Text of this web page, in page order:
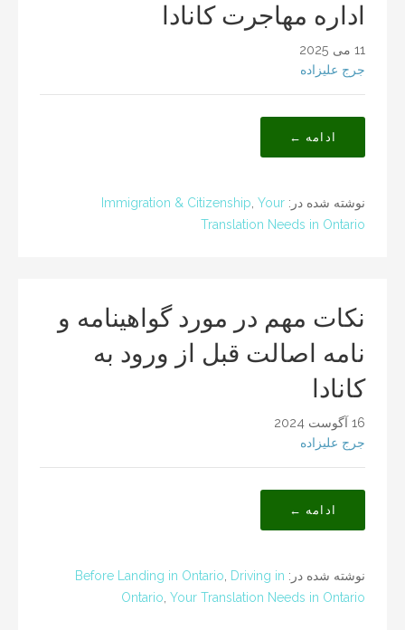
اداره مهاجرت کانادا
11 می 2025
جرج علیزاده
ادامه ←
نوشته شده در: Immigration & Citizenship Your
Translation Needs in Ontario
نکات مهم در مورد گواهینامه و
نامه اصالت قبل از ورود به
کانادا
16 آگوست 2024
جرج علیزاده
ادامه ←
نوشته شده در: Before Landing in Ontario
Driving in
Ontario Your Translation Needs in Ontario